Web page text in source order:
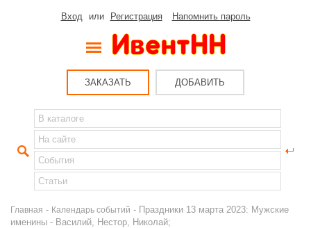
Вход или Регистрация Напомнить пароль
ЗАКАЗАТЬ ДОБАВИТЬ
Главная - Календарь событий - Праздники 13 марта 2023: Мужские
именины - Василий, Нестор, Николай;